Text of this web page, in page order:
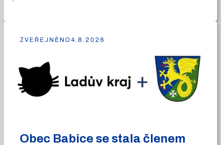
Obec Babice se stala členem
ZVEŘEJNĚNO 4.8.2026